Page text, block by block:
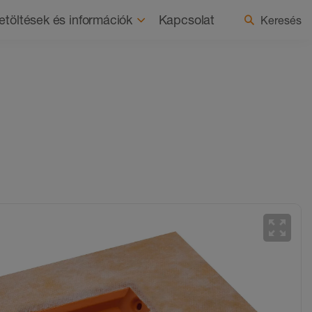
Újdonságok Ország / nyelv kiválasztása
és információk Kapcsolat Keresés